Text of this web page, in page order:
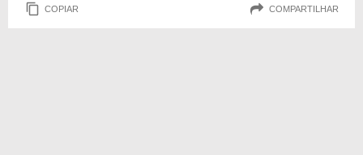
COPIAR COMPARTILHAR